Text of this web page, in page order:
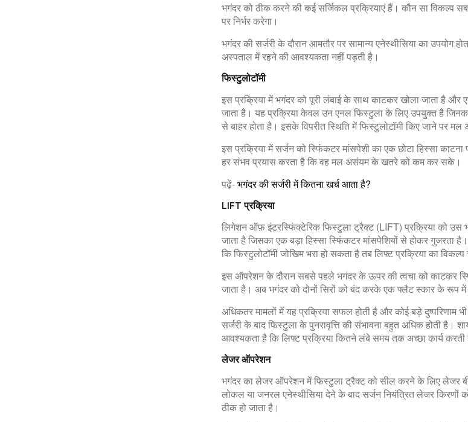
भगंदर को ठीक करने की कई सर्जिकल प्रक्रियाएं हैं। कौन सा विकल्प
पर निर्भर करेगा।
भगंदर की सर्जरी के दौरान आमतौर पर सामान्य एनेस्थीसिया का उपयोग
अस्पताल में रहने की आवश्यकता नहीं पड़ती है।
फिस्टुलोटॉमी
इस प्रक्रिया में भगंदर को पूरी लंबाई के साथ काटकर खोला जाता है
जाता है। यह प्रक्रिया केवल उन एनल फिस्टुला के लिए उपयुक्त है
से बाहर होता है। इसके विपरीत स्थिति में फिस्टुलोटॉमी किए जाने पर
इस प्रक्रिया में सर्जन को स्फिंकटर मांसपेशी का एक छोटा हिस्सा
हर संभव प्रयास करता है कि वह मल असंयम के खतरे को कम कर सके।
पढ़ें-भगंदर की सर्जरी में कितना खर्च आता है?
LIFT प्रक्रिया
लिगेशन ऑफ़ इंटरस्फिंक्टेरिक फिस्टुला ट्रैक्ट (LIFT) प्रक्रिया को उस
जाता है जिसका एक बड़ा हिस्सा स्फिंकटर मांसपेशियों से होकर गुजरता
कि फिस्टुलोटॉमी जोखिम भरा हो सकता है तब लिफ्ट प्रक्रिया का
इस ऑपरेशन के दौरान सबसे पहले भगंदर के ऊपर की त्वचा को काटकर
जाता है। अब भगंदर को दोनों सिरों को बंद करके एक फ्लैट स्कार के रूप में
अधिकतर मामलों में यह प्रक्रिया सफल होती है और कोई बड़े
सर्जरी के बाद फिस्टुला के पुनरावृत्ति की संभावना बहुत अधिक होती है।
आवश्यकता है कि लिफ्ट प्रक्रिया कितने लंबे समय तक अच्छा कार्य करती
लेजर ऑपरेशन
भगंदर का लेजर ऑपरेशन में फिस्टुला ट्रैक्ट को सील करने के लिए लेजर
लोकल या जनरल एनेस्थीसिया देने के बाद सर्जन नियंत्रित लेजर किरणों
ठीक हो जाता है।